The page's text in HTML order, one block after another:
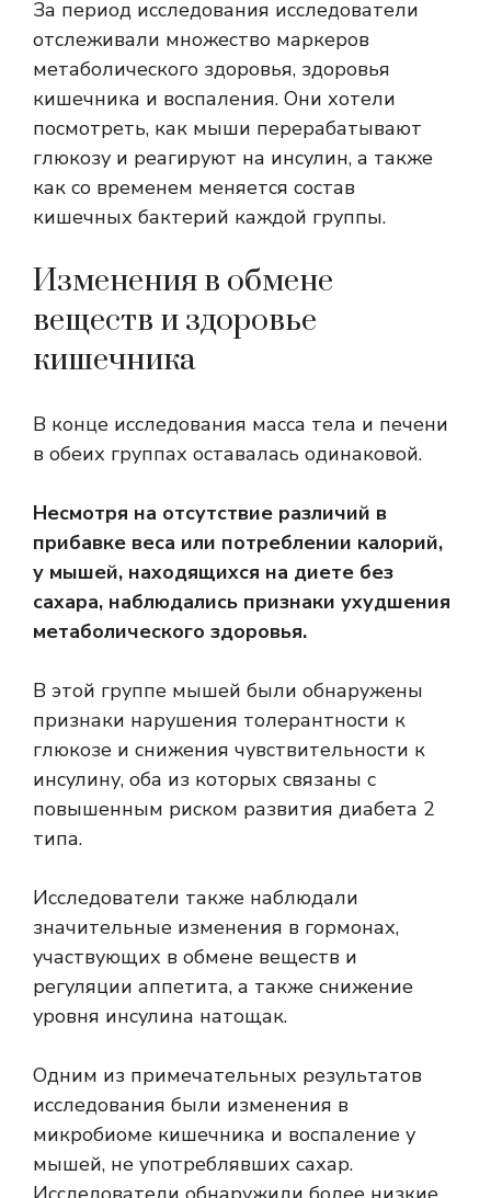
За период исследования исследователи
отслеживали множество маркеров
метаболического здоровья, здоровья
кишечника и воспаления. Они хотели
посмотреть, как мыши перерабатывают
глюкозу и реагируют на инсулин, а также
как со временем меняется состав
кишечных бактерий каждой группы.
Изменения в обмене
веществ и здоровье
кишечника
В конце исследования масса тела и печени
в обеих группах оставалась одинаковой.
Несмотря на отсутствие различий в
прибавке веса или потреблении калорий,
у мышей, находящихся на диете без
сахара, наблюдались признаки ухудшения
метаболического здоровья.
В этой группе мышей были обнаружены
признаки нарушения толерантности к
глюкозе и снижения чувствительности к
инсулину, оба из которых связаны с
повышенным риском развития диабета 2
типа.
Исследователи также наблюдали
значительные изменения в гормонах,
участвующих в обмене веществ и
регуляции аппетита, а также снижение
уровня инсулина натощак.
Одним из примечательных результатов
исследования были изменения в
микробиоме кишечника и воспаление у
мышей, не употреблявших сахар.